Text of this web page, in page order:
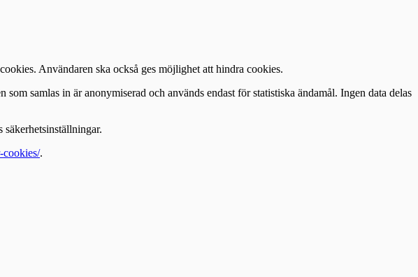
Användaren ska också ges möjlighet att hindra cookies.
samlas in är anonymiserad och används endast för statistiska ändamål. Ingen data delas
säkerhetsinställningar.
cookies/.